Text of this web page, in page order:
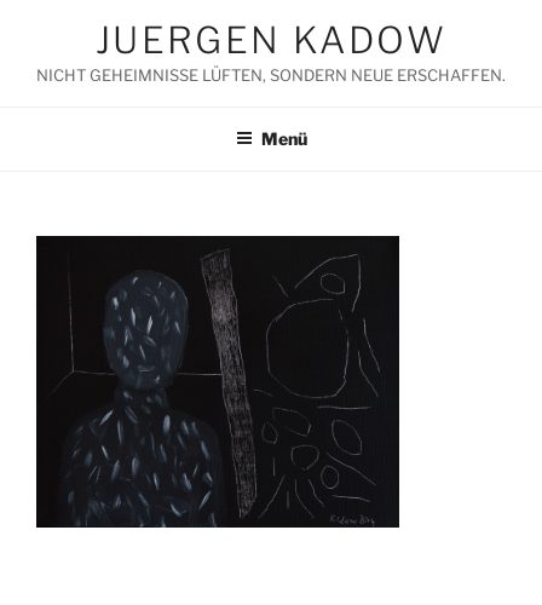
springen
JUERGEN KADOW
NICHT GEHEIMNISSE LÜFTEN, SONDERN NEUE ERSCHAFFEN.
Menü